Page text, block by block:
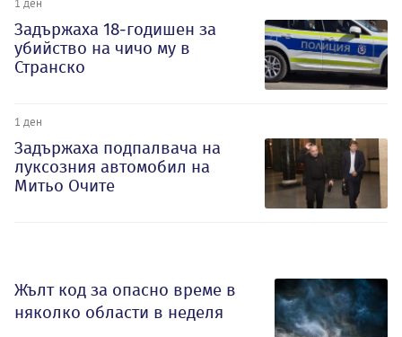
1 ден
Задържаха 18-годишен за
убийство на чичо му в
Странско
1 ден
Задържаха подпалвача на
луксозния автомобил на
Митьо Очите
Жълт код за опасно време в
няколко области в неделя